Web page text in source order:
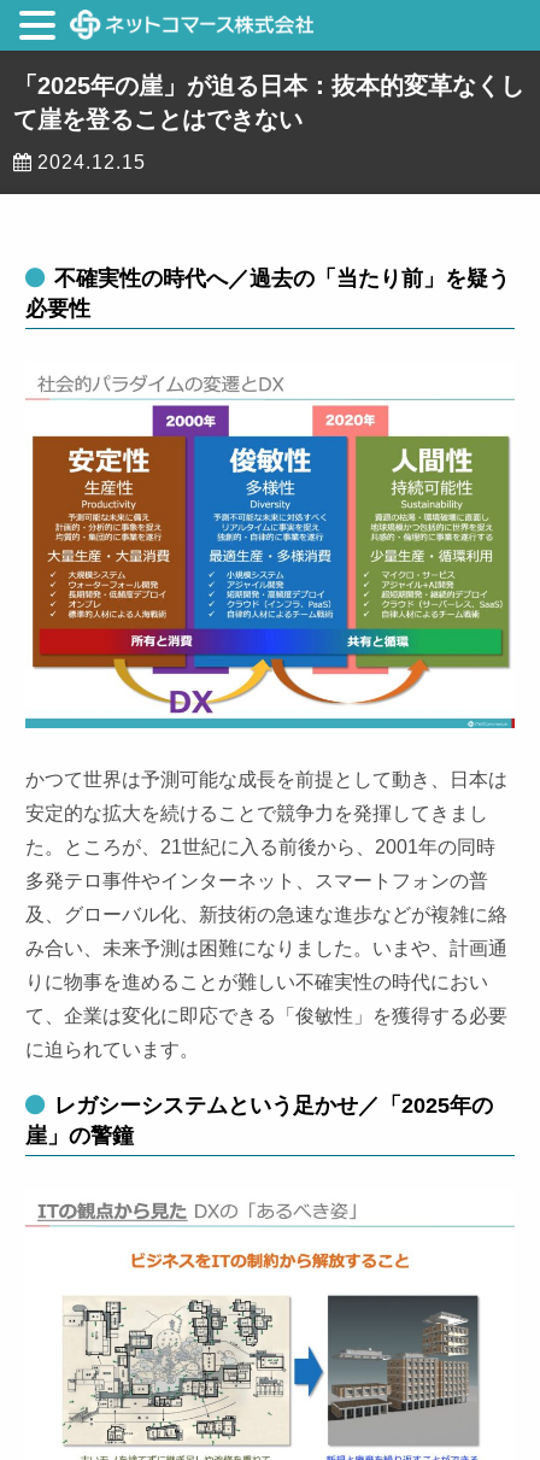
「2025年の崖」が迫る日本：抜本的変革なくし
て崖を登ることはできない
2024.12.15
不確実性の時代へ／過去の「当たり前」を疑う
必要性
かつて世界は予測可能な成長を前提として動き、日本は
安定的な拡大を続けることで競争力を発揮してきまし
た。ところが、21世紀に入る前後から、2001年の同時
多発テロ事件やインターネット、スマートフォンの普
及、グローバル化、新技術の急速な進歩などが複雑に絡
み合い、未来予測は困難になりました。いまや、計画通
りに物事を進めることが難しい不確実性の時代におい
て、企業は変化に即応できる「俊敏性」を獲得する必要
に迫られています。
レガシーシステムという足かせ／「2025年の
崖」の警鐘